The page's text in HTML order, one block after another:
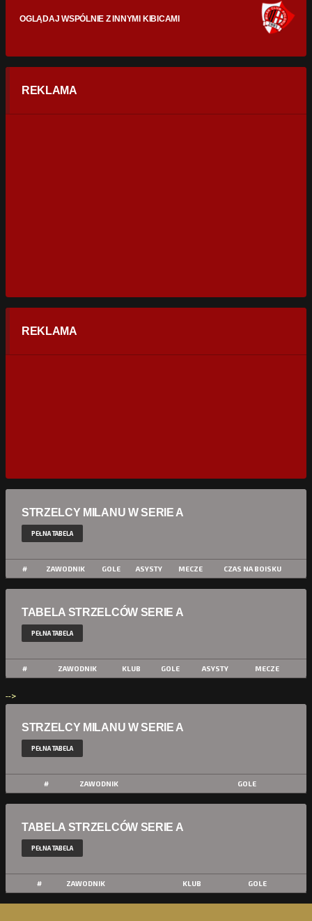
OGLĄDAJ WSPÓLNIE Z INNYMI KIBICAMI
REKLAMA
REKLAMA
STRZELCY MILANU W SERIE A
PEŁNA TABELA
# ZAWODNIK GOLE ASYSTY MECZE CZAS NA BOISKU
TABELA STRZELCÓW SERIE A
PEŁNA TABELA
# ZAWODNIK KLUB GOLE ASYSTY MECZE
-->
STRZELCY MILANU W SERIE A
PEŁNA TABELA
# ZAWODNIK GOLE
TABELA STRZELCÓW SERIE A
PEŁNA TABELA
# ZAWODNIK KLUB GOLE